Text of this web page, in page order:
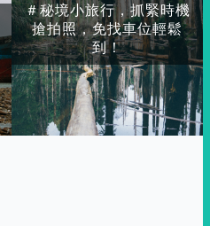
＃秘境小旅行，抓緊時機
搶拍照，免找車位輕鬆
到！